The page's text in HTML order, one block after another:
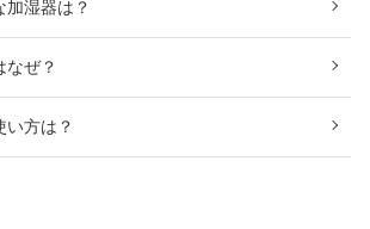
加湿器は？
なぜ？
い方は？